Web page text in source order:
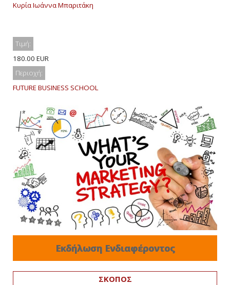
Κυρία Ιωάννα Μπαριτάκη
Τιμή:
180.00 EUR
Περιοχή:
FUTURE BUSINESS SCHOOL
Εκδήλωση Ενδιαφέροντος
ΣΚΟΠΟΣ